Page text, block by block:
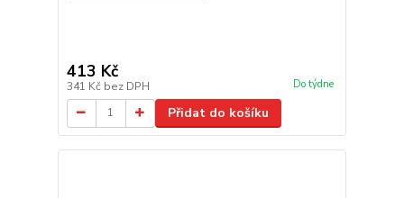
413 Kč
341 Kč bez DPH Do týdne
Přidat do košíku